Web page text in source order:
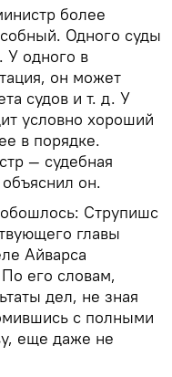
более
Одного суды
У одного в
он может
судов и т. д. У
условно хороший
в порядке.
— судебная
он.
Струпишс
главы
Айварса
его словам,
дел, не зная
с полными
еще даже не